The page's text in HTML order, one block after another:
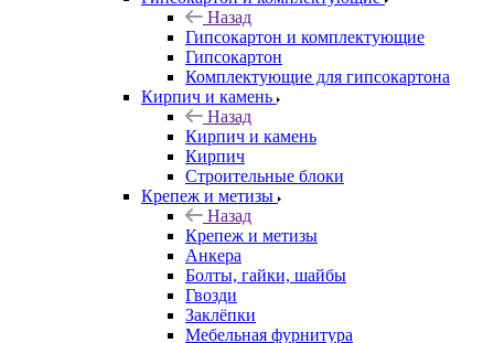
Назад
Гипсокартон и комплектующие
Гипсокартон
Комплектующие для гипсокартона
Кирпич и камень
Назад
Кирпич и камень
Кирпич
Строительные блоки
Крепеж и метизы
Назад
Крепеж и метизы
Анкера
Болты, гайки, шайбы
Гвозди
Заклёпки
Мебельная фурнитура